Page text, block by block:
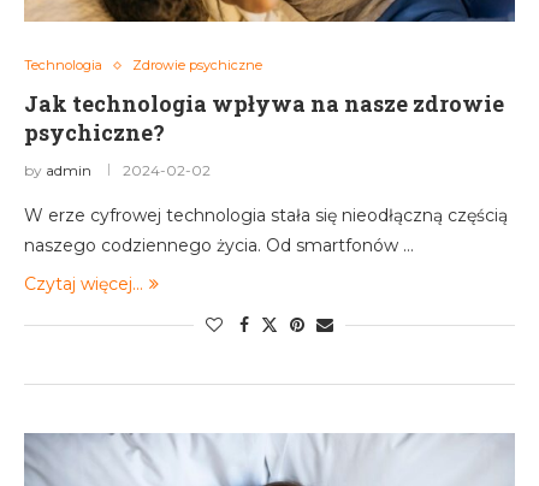
Technologia Zdrowie psychiczne
Jak technologia wpływa na nasze zdrowie
psychiczne?
by admin 2024-02-02
W erze cyfrowej technologia stała się nieodłączną częścią
naszego codziennego życia. Od smartfonów …
Czytaj więcej...